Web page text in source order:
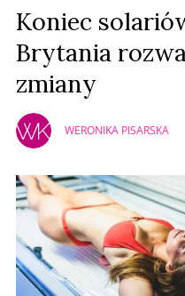
Koniec
Brytania
zmiany
WERONIKA PISARSKA